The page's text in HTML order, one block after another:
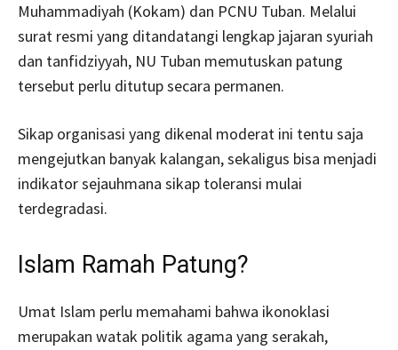
Muhammadiyah (Kokam) dan PCNU Tuban. Melalui
surat resmi yang ditandatangi lengkap jajaran syuriah
dan tanfidziyyah, NU Tuban memutuskan patung
tersebut perlu ditutup secara permanen.
Sikap organisasi yang dikenal moderat ini tentu saja
mengejutkan banyak kalangan, sekaligus bisa menjadi
indikator sejauhmana sikap toleransi mulai
terdegradasi.
Islam Ramah Patung?
Umat Islam perlu memahami bahwa ikonoklasi
merupakan watak politik agama yang serakah,